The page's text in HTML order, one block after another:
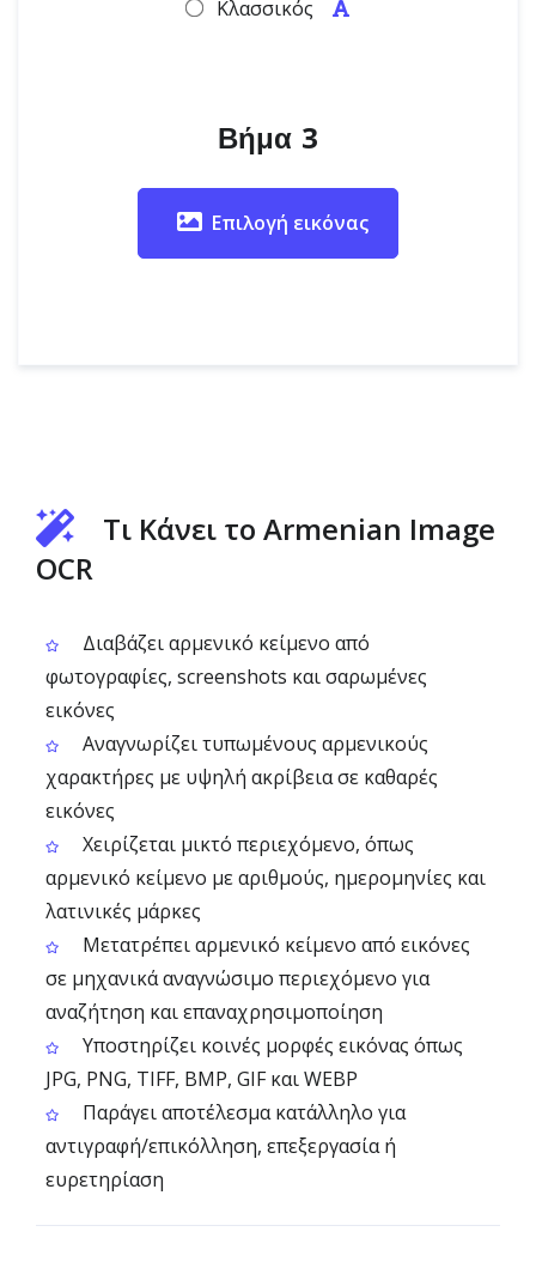
Κλασσικός
Βήμα 3
Επιλογή εικόνας
Τι Κάνει το Armenian Image
OCR
Διαβάζει αρμενικό κείμενο από
φωτογραφίες, screenshots και σαρωμένες
εικόνες
Αναγνωρίζει τυπωμένους αρμενικούς
χαρακτήρες με υψηλή ακρίβεια σε καθαρές
εικόνες
Χειρίζεται μικτό περιεχόμενο, όπως
αρμενικό κείμενο με αριθμούς, ημερομηνίες και
λατινικές μάρκες
Μετατρέπει αρμενικό κείμενο από εικόνες
σε μηχανικά αναγνώσιμο περιεχόμενο για
αναζήτηση και επαναχρησιμοποίηση
Υποστηρίζει κοινές μορφές εικόνας όπως
JPG, PNG, TIFF, BMP, GIF και WEBP
Παράγει αποτέλεσμα κατάλληλο για
αντιγραφή/επικόλληση, επεξεργασία ή
ευρετηρίαση